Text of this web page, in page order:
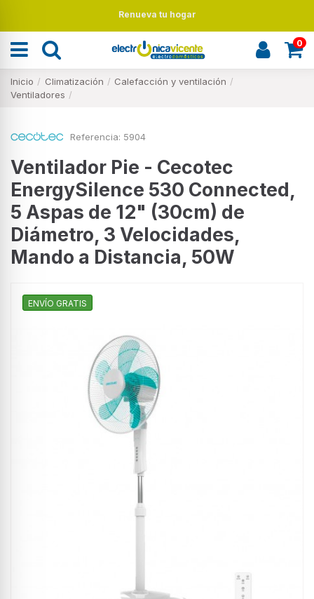
Renueva tu hogar
0
Inicio Climatización
Calefacción y ventilación
Ventiladores
Referencia: 5904
Ventilador Pie - Cecotec
EnergySilence 530 Connected,
5 Aspas de 12" (30cm) de
Diámetro, 3 Velocidades,
Mando a Distancia, 50W
ENVÍO GRATIS